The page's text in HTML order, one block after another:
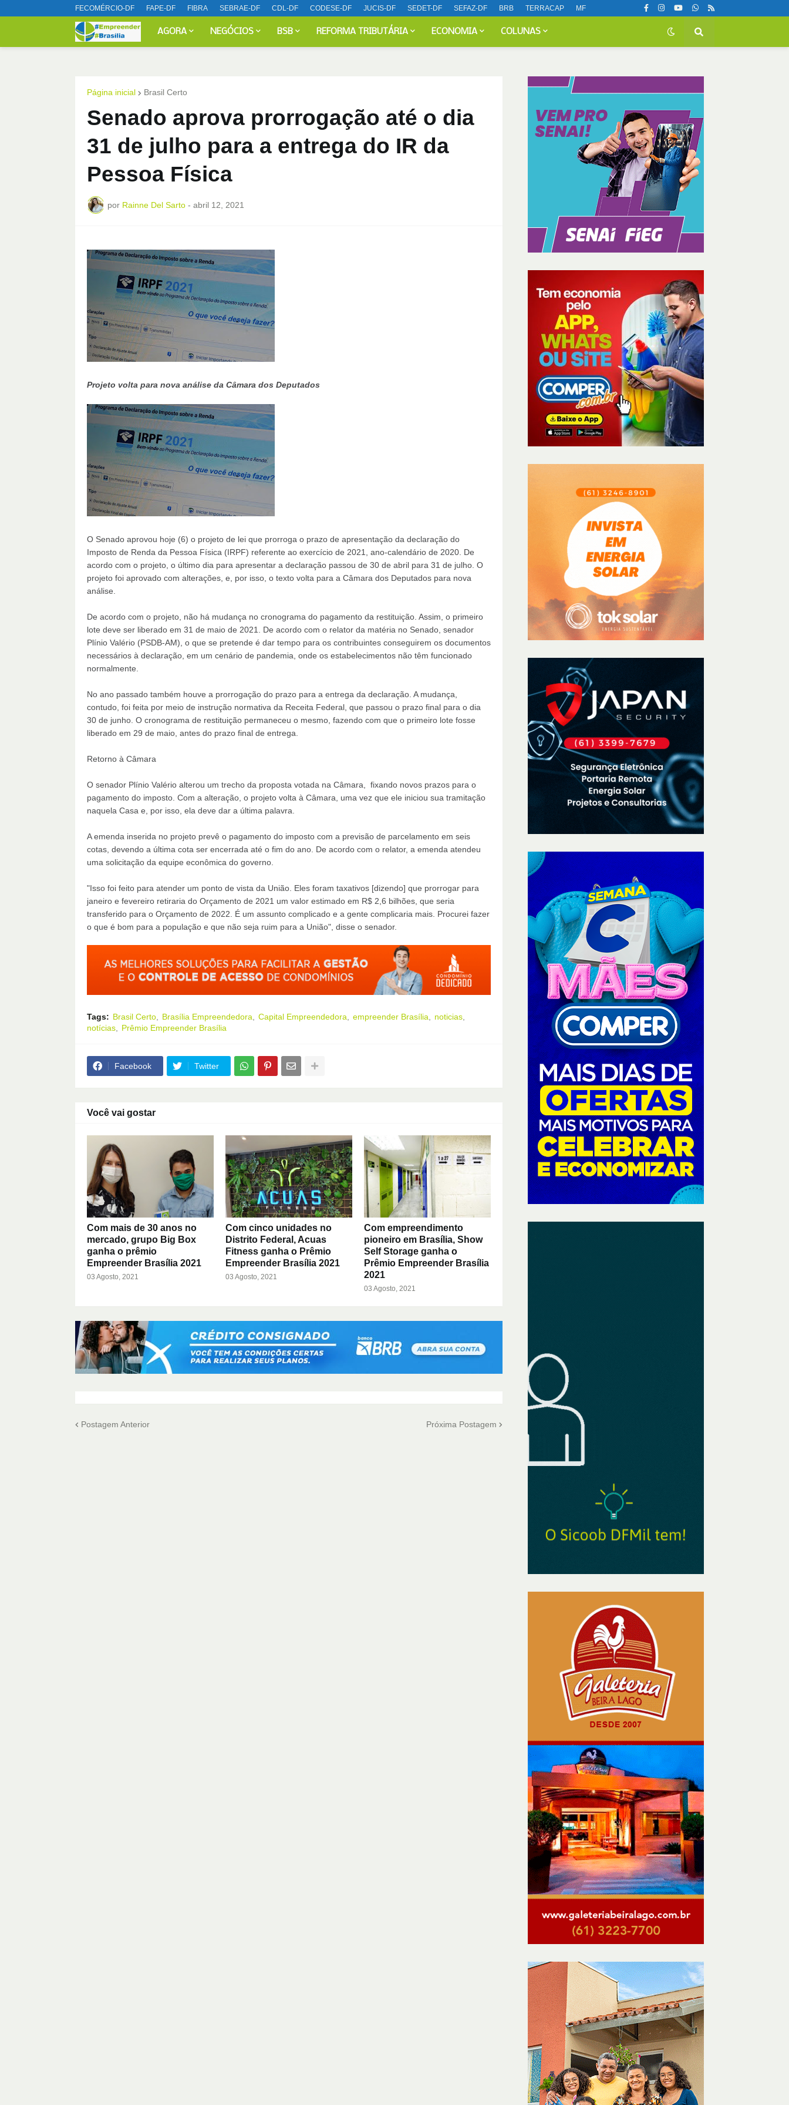
FECOMÉRCIO-DF FAPE-DF FIBRA SEBRAE-DF CDL-DF CODESE-DF JUCIS-DF SEDET-DF SEFAZ-DF BRB TERRACAP MF
AGORA NEGÓCIOS BSB REFORMA TRIBUTÁRIA ECONOMIA COLUNAS
Página inicial Brasil Certo
Senado aprova prorrogação até o dia
31 de julho para a entrega do IR da
Pessoa Física
por Rainne Del Sarto - abril 12, 2021
Projeto volta para nova análise da Câmara dos Deputados
O Senado aprovou hoje (6) o projeto de lei que prorroga o prazo de apresentação da declaração do
Imposto de Renda da Pessoa Física (IRPF) referente ao exercício de 2021, ano-calendário de 2020. De
acordo com o projeto, o último dia para apresentar a declaração passou de 30 de abril para 31 de julho. O
projeto foi aprovado com alterações, e, por isso, o texto volta para a Câmara dos Deputados para nova
análise.
De acordo com o projeto, não há mudança no cronograma do pagamento da restituição. Assim, o primeiro
lote deve ser liberado em 31 de maio de 2021. De acordo com o relator da matéria no Senado, senador
Plínio Valério (PSDB-AM), o que se pretende é dar tempo para os contribuintes conseguirem os documentos
necessários à declaração, em um cenário de pandemia, onde os estabelecimentos não têm funcionado
normalmente.
No ano passado também houve a prorrogação do prazo para a entrega da declaração. A mudança,
contudo, foi feita por meio de instrução normativa da Receita Federal, que passou o prazo final para o dia
30 de junho. O cronograma de restituição permaneceu o mesmo, fazendo com que o primeiro lote fosse
liberado em 29 de maio, antes do prazo final de entrega.
Retorno à Câmara
O senador Plínio Valério alterou um trecho da proposta votada na Câmara, fixando novos prazos para o
pagamento do imposto. Com a alteração, o projeto volta à Câmara, uma vez que ele iniciou sua tramitação
naquela Casa e, por isso, ela deve dar a última palavra.
A emenda inserida no projeto prevê o pagamento do imposto com a previsão de parcelamento em seis
cotas, devendo a última cota ser encerrada até o fim do ano. De acordo com o relator, a emenda atendeu
uma solicitação da equipe econômica do governo.
"Isso foi feito para atender um ponto de vista da União. Eles foram taxativos [dizendo] que prorrogar para
janeiro e fevereiro retiraria do Orçamento de 2021 um valor estimado em R$ 2,6 bilhões, que seria
transferido para o Orçamento de 2022. É um assunto complicado e a gente complicaria mais. Procurei fazer
o que é bom para a população e que não seja ruim para a União", disse o senador.
Tags: Brasil Certo Brasília Empreendedora Capital Empreendedora empreender Brasília
noticias
notícias
Prêmio Empreender Brasília
Facebook Twitter
Você vai gostar
Com mais de 30 anos no
mercado, grupo Big Box
ganha o prêmio
Empreender Brasília 2021
03 Agosto, 2021
Com cinco unidades no
Distrito Federal, Acuas
Fitness ganha o Prêmio
Empreender Brasília 2021
03 Agosto, 2021
Com empreendimento
pioneiro em Brasília, Show
Self Storage ganha o
Prêmio Empreender Brasília
2021
03 Agosto, 2021
Postagem Anterior Próxima Postagem